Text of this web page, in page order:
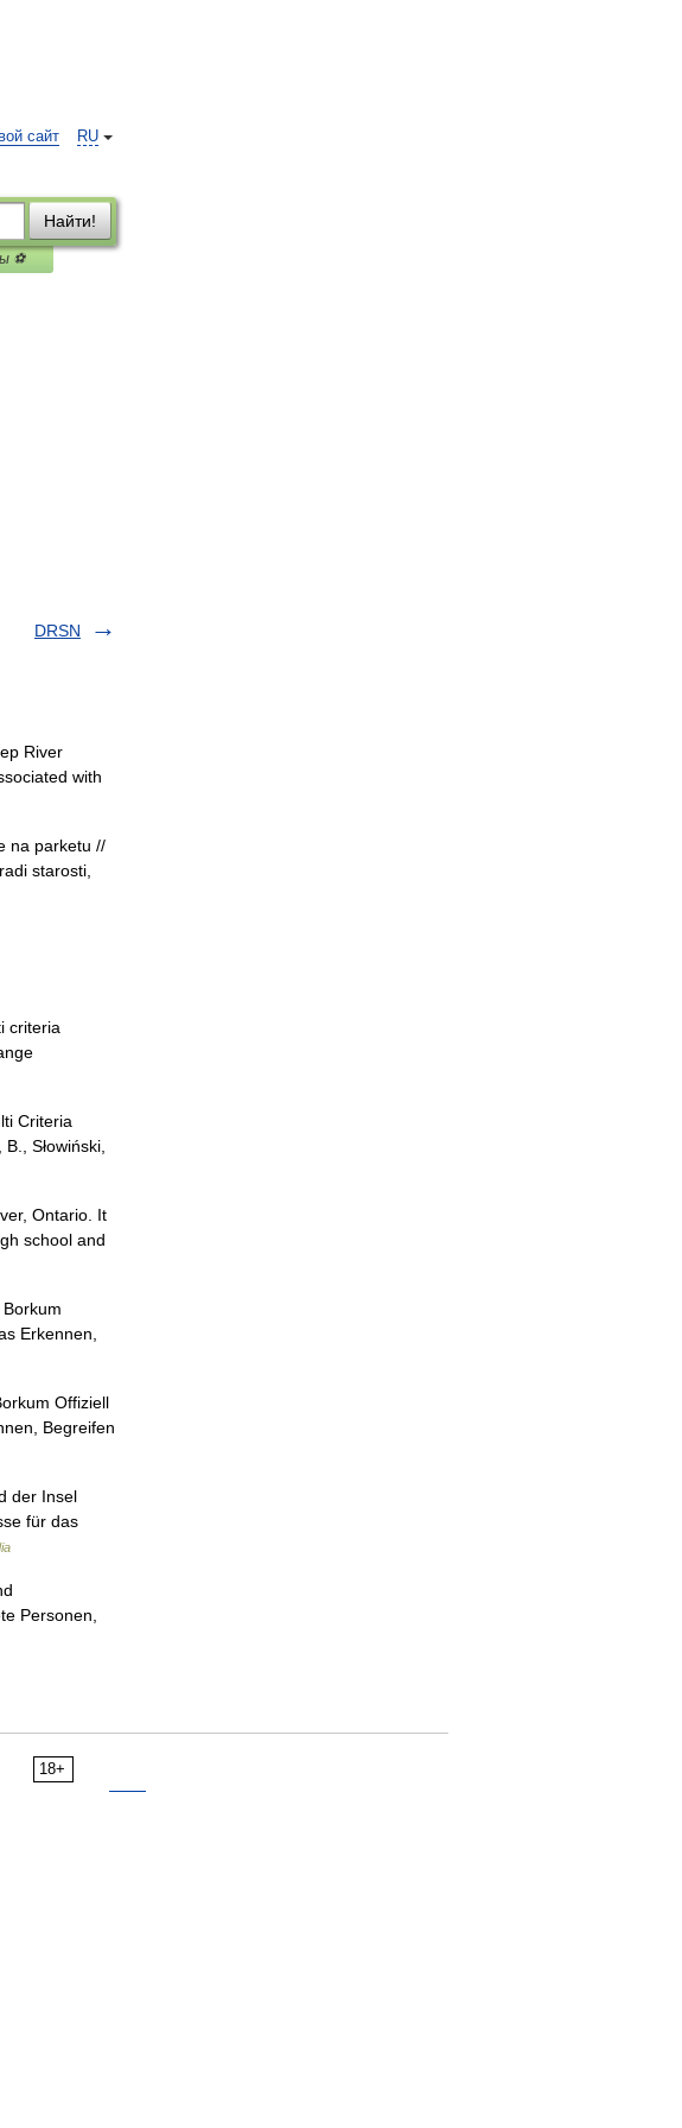
RU
сайт
Найти!
⚽
DRSN
River
with
na parketu //
starosti,
criteria
Criteria
Słowiński,
Ontario. It
school and
Erkennen,
Offiziell
Begreifen
der Insel
für das
Personen,
18+